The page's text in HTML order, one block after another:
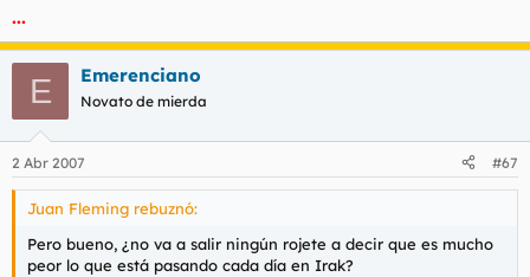
...
E Emerenciano
Novato de mierda
2 Abr 2007 #67
Juan Fleming rebuznó:
Pero bueno, ¿no va a salir ningún rojete a decir que es mucho
peor lo que está pasando cada día en Irak?